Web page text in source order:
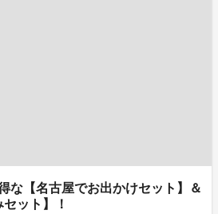
な【名古屋でお出かけセット】＆
ット】！